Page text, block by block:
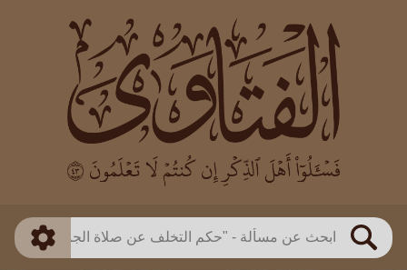
بحث
العالم
بن باز
بن العثيمين
اللجنة الدائمة
طريقة البحث
ذكي